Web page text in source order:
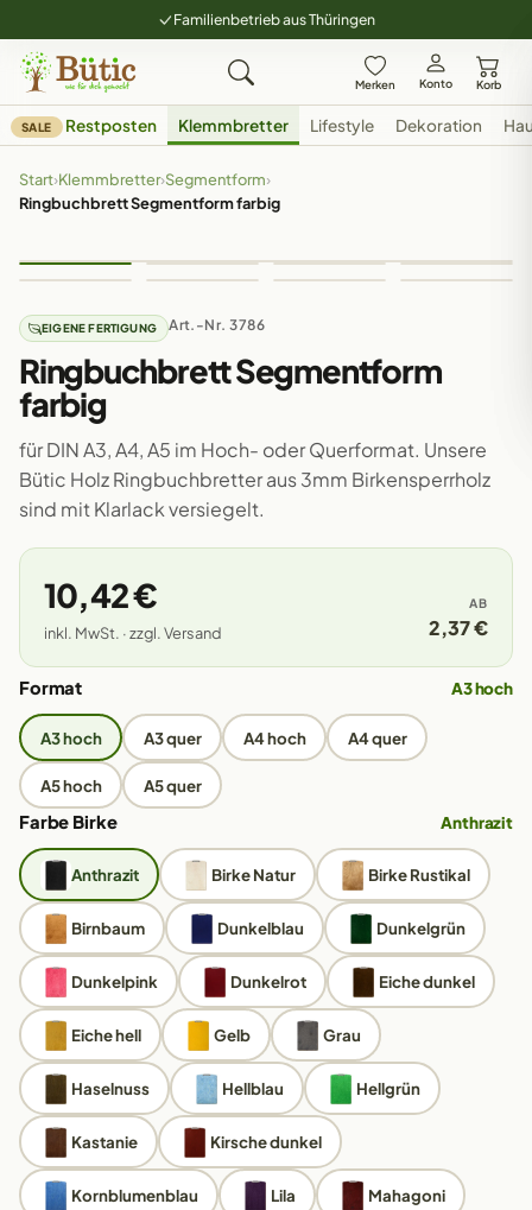
Familienbetrieb aus Thüringen
Merken Konto Korb
SALE Restposten Klemmbretter Lifestyle Dekoration
Start›Klemmbretter›Segmentform›
Ringbuchbrett Segmentform farbig
EIGENE FERTIGUNG Art.-Nr. 3786
Ringbuchbrett Segmentform
farbig
für DIN A3, A4, A5 im Hoch- oder Querformat. Unsere
Bütic Holz Ringbuchbretter aus 3mm Birkensperrholz
sind mit Klarlack versiegelt.
10,42 €
inkl. MwSt. · zzgl. Versand
AB
2,37 €
Format A3 hoch
A3 hoch A3 quer A4 hoch A4 quer
A5 hoch A5 quer
Farbe Birke Anthrazit
Anthrazit Birke Natur Birke Rustikal
Birnbaum Dunkelblau Dunkelgrün
Dunkelpink Dunkelrot Eiche dunkel
Eiche hell Gelb Grau
Haselnuss Hellblau Hellgrün
Kastanie Kirsche dunkel
Kornblumenblau Lila Mahagoni